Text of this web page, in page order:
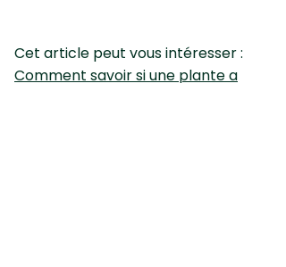
Cet article peut vous intéresser :
Comment savoir si une plante a